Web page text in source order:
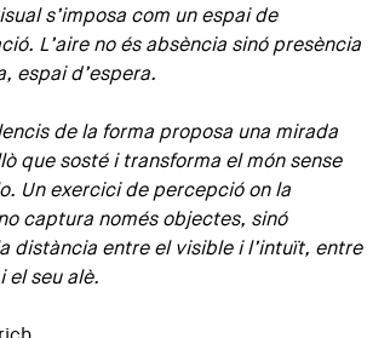
s’imposa com un espai de
L’aire no és absència sinó presència
espai d’espera.
de la forma proposa una mirada
que sosté i transforma el món sense
Un exercici de percepció on la
captura només objectes, sinó
distància entre el visible i l’intuït, entre
el seu alè.